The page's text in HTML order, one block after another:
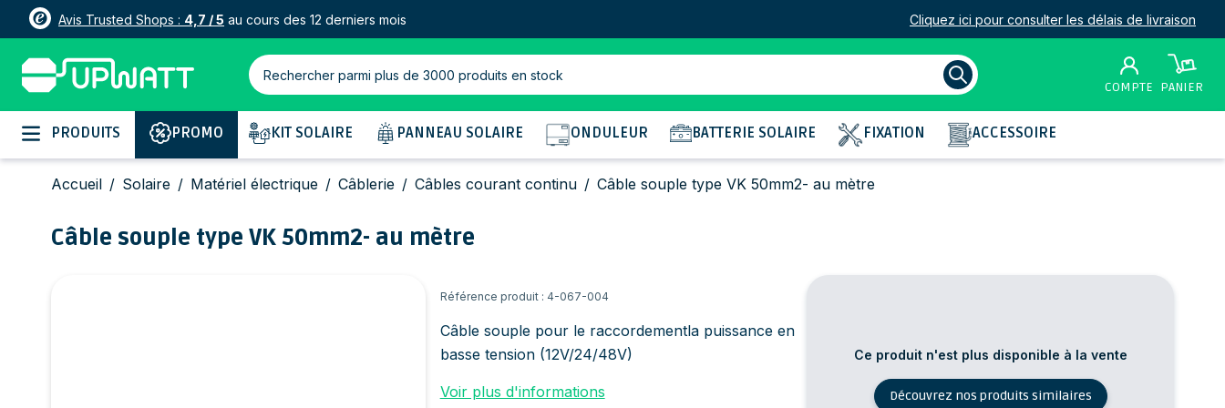
Avis Trusted Shops : 4,7 / 5 au cours des 12 derniers mois Cliquez ici pour consulter les délais de livraison
Rechercher parmi plus de 3000 produits en stock
COMPTE PANIER
Allez au contenu
PRODUITS PROMO KIT SOLAIRE PANNEAU SOLAIRE ONDULEUR BATTERIE SOLAIRE FIXATION ACCESSOIRE
Accueil / Solaire / Matériel électrique / Câblerie / Câbles courant continu / Câble souple type VK 50mm2- au mètre
Câble souple type VK 50mm2- au mètre
Référence produit : 4-067-004
Câble souple pour le raccordementla puissance en
basse tension (12V/24/48V)
Voir plus d'informations
Ce produit n'est plus disponible à la vente
Découvrez nos produits similaires